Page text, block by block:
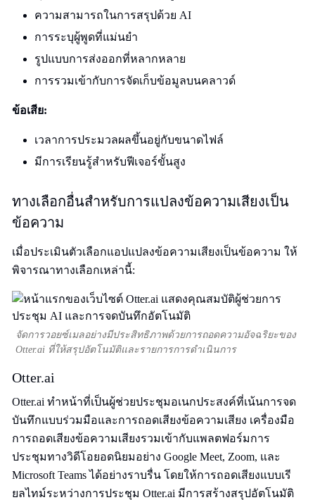
ความสามารถในการสรุปด้วย AI
การระบุผู้พูดที่แม่นยำ
รูปแบบการส่งออกที่หลากหลาย
การรวมเข้ากับการจัดเก็บข้อมูลบนคลาวด์
ข้อเสีย:
เวลาการประมวลผลขึ้นอยู่กับขนาดไฟล์
มีการเรียนรู้สำหรับฟีเจอร์ขั้นสูง
ทางเลือกอื่นสำหรับการแปลงข้อความเสียงเป็น
ข้อความ
เมื่อประเมินตัวเลือกแอปแปลงข้อความเสียงเป็นข้อความ ให้
พิจารณาทางเลือกเหล่านี้:
จัดการวอยซ์เมลอย่างมีประสิทธิภาพด้วยการถอดความอัจฉริยะของ
Otter.ai ที่ให้สรุปอัตโนมัติและรายการการดำเนินการ
Otter.ai
Otter.ai ทำหน้าที่เป็นผู้ช่วยประชุมอเนกประสงค์ที่เน้นการจด
บันทึกแบบร่วมมือและการถอดเสียงข้อความเสียง เครื่องมือ
การถอดเสียงข้อความเสียงรวมเข้ากับแพลตฟอร์มการ
ประชุมทางวิดีโอยอดนิยมอย่าง Google Meet, Zoom, และ
Microsoft Teams ได้อย่างราบรื่น โดยให้การถอดเสียงแบบเรี
ยลไทม์ระหว่างการประชุม Otter.ai มีการสร้างสรุปอัตโนมัติ